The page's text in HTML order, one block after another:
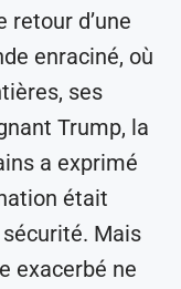
d’une
enraciné, où
ses
Trump, la
a exprimé
était
Mais
exacerbé ne